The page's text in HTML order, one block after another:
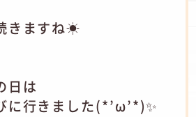
きますね☀
日は
に行きました(*’ω’*)✨